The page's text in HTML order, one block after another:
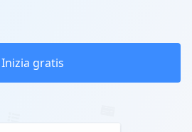
Inizia gratis